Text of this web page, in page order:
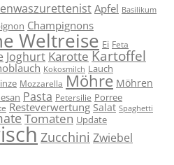
Apfel Basilikum
Champignons
Weltreise Ei Feta
Joghurt Karotte Kartoffel
Kokosmilch Lauch
Mozzarella Möhre Möhren
Pasta Petersilie Porree
Resteverwertung Salat Spaghetti
Tomaten Update
Zucchini Zwiebel